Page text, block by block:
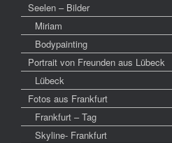
Seelen – Bilder
Miriam
Bodypainting
Portrait von Freunden aus Lübeck
Lübeck
Fotos aus Frankfurt
Frankfurt – Tag
Skyline- Frankfurt